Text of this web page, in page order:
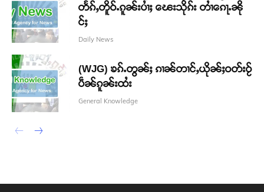
တႅၵ်ႇတိူဝ်ႉၵူၼ်းပၢႆႈ ၽေးသိုၵ်း တၢႆၵေႃႉၼို
င်ႈ
Daily News
(WJG) ၶၵ်ႉတွၼ်ႈ ၵၢၼ်တၢင်ႇယိုၼ်ႈဝတ်းဝႂ်
ပဵၼ်ၵူၼ်းထႆး
General Knowledge